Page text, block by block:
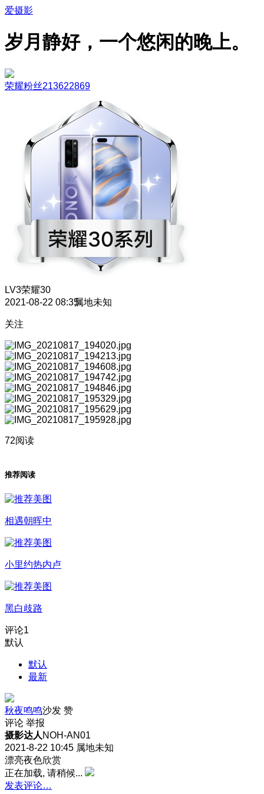
爱摄影
岁月静好，一个悠闲的晚上。
荣耀粉丝213622869
LV3荣耀30
2021-08-22 08:35属地未知
关注
72阅读
推荐阅读
相遇朝晖中
小里约热内卢
黑白歧路
评论1
默认
默认
最新
秋夜鸣鸣沙发 赞
评论 举报
摄影达人 NOH-AN01
2021-8-22 10:45 属地未知
漂亮夜色欣赏
正在加载, 请稍候...
发表评论…